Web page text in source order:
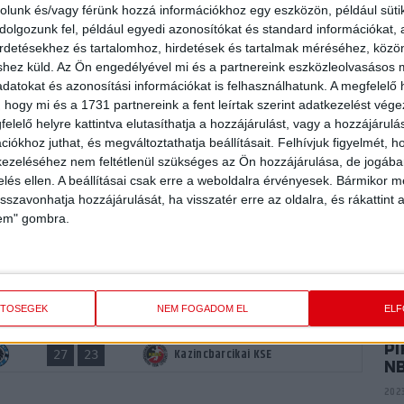
és/vagy férünk hozzá információkhoz egy eszközön, például
fel, például egyedi azonosítókat és standard információkat,
és tartalomhoz, hirdetések és tartalmak méréséhez,
küld. Az Ön engedélyével mi és a partnereink eszközleolvasásos
és azonosítási információkat is felhasználhatunk. A megfelelő
hogy mi és a 1731 partnereink a fent leírtak szerint adatkezelést
helyre kattintva elutasíthatja a hozzájárulást, vagy a
juthat, és megváltoztathatja beállításait. Felhívjuk figyelmét,
nem feltétlenül szükséges az Ön hozzájárulása, de
ellen. A beállításai csak erre a weboldalra érvényesek. Bármikor
hozzájárulását, ha visszatér erre az oldalra, és rákattint
gombra.
NEM FOGADOM EL
17 32 DVSC SCHAEFFLER II.
34 DVSC SCHAEFFLER II.
DVSC SCHAEFFLER II.
27 30 Kecskeméti NKSE
Kazincbarcikai KSE
29
27 23 Kazincbarcikai KSE